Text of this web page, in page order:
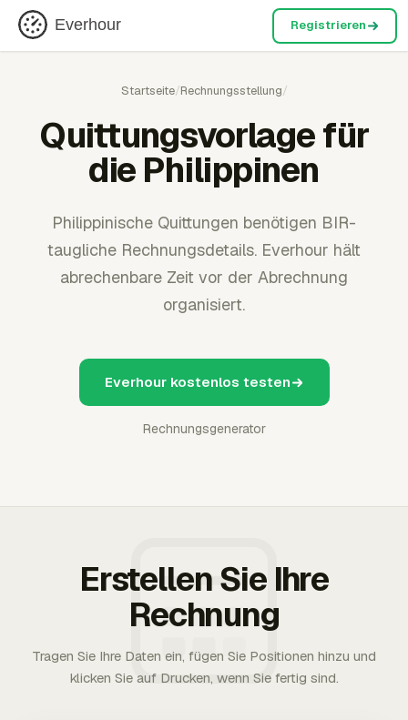
Everhour Registrieren
Startseite/Rechnungsstellung/
Quittungsvorlage für
die Philippinen
Philippinische Quittungen benötigen BIR-
taugliche Rechnungsdetails. Everhour hält
abrechenbare Zeit vor der Abrechnung
organisiert.
Everhour kostenlos testen
Rechnungsgenerator
Erstellen Sie Ihre
Rechnung
Tragen Sie Ihre Daten ein, fügen Sie Positionen hinzu und
klicken Sie auf Drucken, wenn Sie fertig sind.